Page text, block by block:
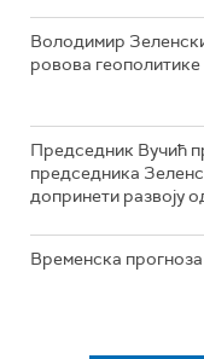
Володимир
ровова геополитике
Председник Вучић
председника
допринети развоју
Временска